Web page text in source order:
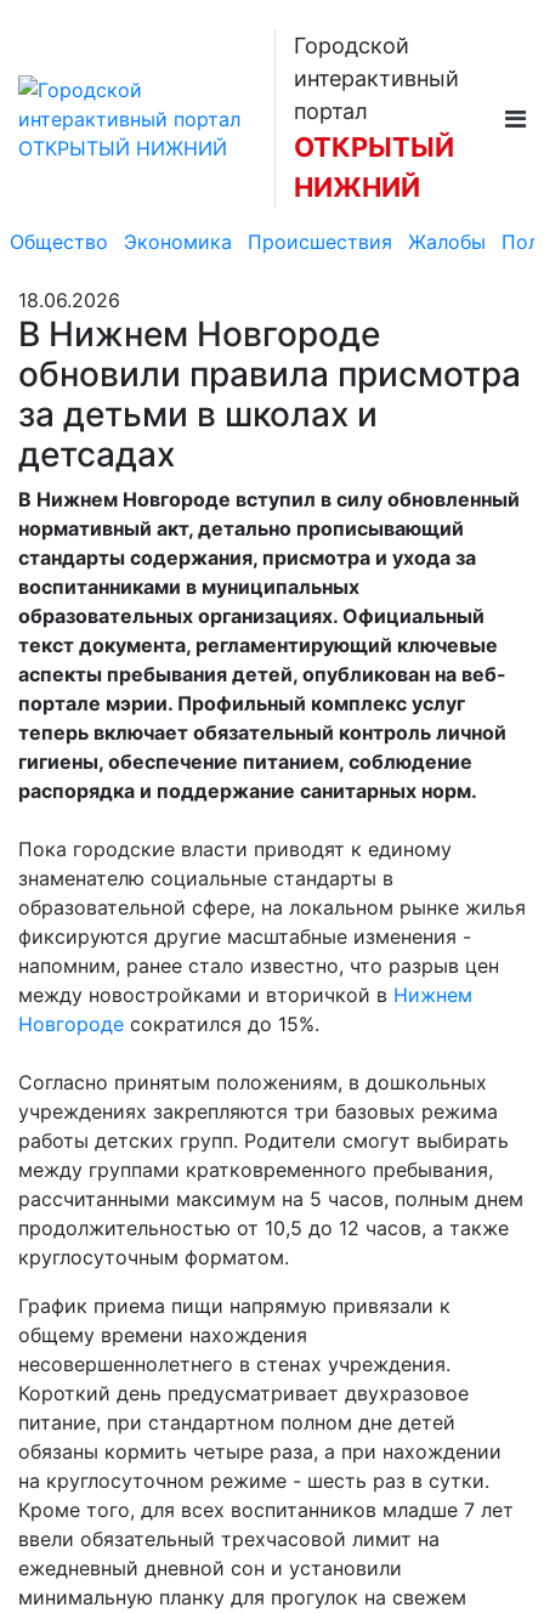
Городской
интерактивный
портал
ОТКРЫТЫЙ
НИЖНИЙ
Общество Экономика Происшествия Жалобы
18.06.2026
В Нижнем Новгороде
обновили правила присмотра
за детьми в школах и
детсадах
В Нижнем Новгороде вступил в силу обновленный
нормативный акт, детально прописывающий
стандарты содержания, присмотра и ухода за
воспитанниками в муниципальных
образовательных организациях. Официальный
текст документа, регламентирующий ключевые
аспекты пребывания детей, опубликован на веб-
портале мэрии. Профильный комплекс услуг
теперь включает обязательный контроль личной
гигиены, обеспечение питанием, соблюдение
распорядка и поддержание санитарных норм.
Пока городские власти приводят к единому
знаменателю социальные стандарты в
образовательной сфере, на локальном рынке жилья
фиксируются другие масштабные изменения -
напомним, ранее стало известно, что разрыв цен
между новостройками и вторичкой в Нижнем
Новгороде сократился до 15%.
Согласно принятым положениям, в дошкольных
учреждениях закрепляются три базовых режима
работы детских групп. Родители смогут выбирать
между группами кратковременного пребывания,
рассчитанными максимум на 5 часов, полным днем
продолжительностью от 10,5 до 12 часов, а также
круглосуточным форматом.
График приема пищи напрямую привязали к
общему времени нахождения
несовершеннолетнего в стенах учреждения.
Короткий день предусматривает двухразовое
питание, при стандартном полном дне детей
обязаны кормить четыре раза, а при нахождении
на круглосуточном режиме - шесть раз в сутки.
Кроме того, для всех воспитанников младше 7 лет
ввели обязательный трехчасовой лимит на
ежедневный дневной сон и установили
минимальную планку для прогулок на свежем